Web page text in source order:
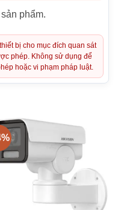
phẩm.
bị cho mục đích quan sát
phép. Không sử dụng để
hoặc vi phạm pháp luật.